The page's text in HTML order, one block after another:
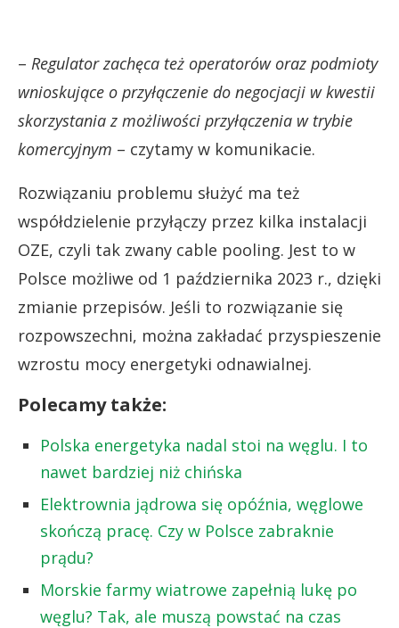
– Regulator zachęca też operatorów oraz podmioty
wnioskujące o przyłączenie do negocjacji w kwestii
skorzystania z możliwości przyłączenia w trybie
komercyjnym – czytamy w komunikacie.
Rozwiązaniu problemu służyć ma też
współdzielenie przyłączy przez kilka instalacji
OZE, czyli tak zwany cable pooling. Jest to w
Polsce możliwe od 1 października 2023 r., dzięki
zmianie przepisów. Jeśli to rozwiązanie się
rozpowszechni, można zakładać przyspieszenie
wzrostu mocy energetyki odnawialnej.
Polecamy także:
Polska energetyka nadal stoi na węglu. I to
nawet bardziej niż chińska
Elektrownia jądrowa się opóźnia, węglowe
skończą pracę. Czy w Polsce zabraknie
prądu?
Morskie farmy wiatrowe zapełnią lukę po
węglu? Tak, ale muszą powstać na czas